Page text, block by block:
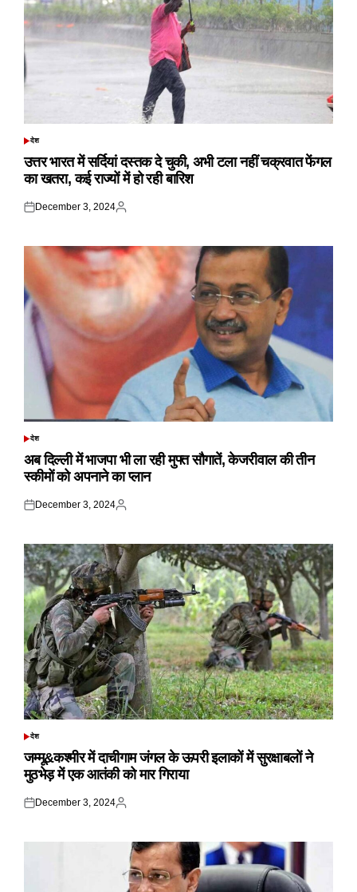
POSTED
देश
उत्तर भारत में सर्दियां दस्तक दे चुकी, अभी टला नहीं चक्रवात फेंगल
का खतरा, कई राज्यों में हो रही बारिश
Posted
December 3, 2024
Posted
POSTED
देश
अब दिल्ली में भाजपा भी ला रही मुफ्त सौगातें, केजरीवाल की तीन
स्कीमों को अपनाने का प्लान
Posted
December 3, 2024
Posted
POSTED
देश
जम्मू&कश्मीर में दाचीगाम जंगल के ऊपरी इलाकों में सुरक्षाबलों ने
मुठभेड़ में एक आतंकी को मार गिराया
Posted
December 3, 2024
Posted